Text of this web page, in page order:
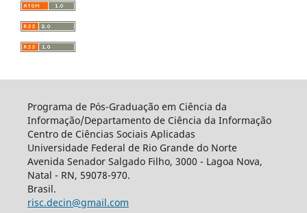
Programa de Pós-Graduação em Ciência da
Informação/Departamento de Ciência da Informação
Centro de Ciências Sociais Aplicadas
Universidade Federal de Rio Grande do Norte
Avenida Senador Salgado Filho, 3000 - Lagoa Nova,
Natal - RN, 59078-970.
Brasil.
risc.decin@gmail.com